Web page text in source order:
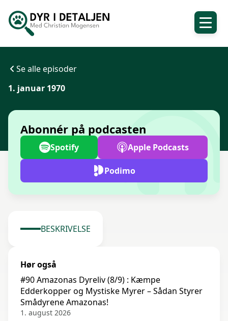
Se alle episoder
1. januar 1970
Abonnér på podcasten
Spotify Apple Podcasts
Podimo
BESKRIVELSE
Hør også
#90 Amazonas Dyreliv (8/9) : Kæmpe
Edderkopper og Mystiske Myrer – Sådan Styrer
Smådyrene Amazonas!
1. august 2026